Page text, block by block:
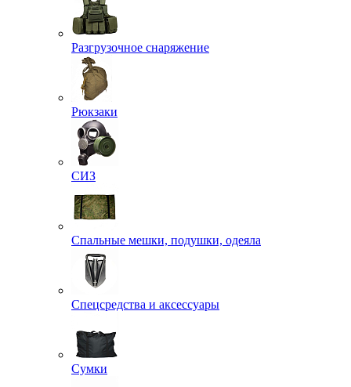
Разгрузочное снаряжение
Рюкзаки
СИЗ
Спальные мешки, подушки, одеяла
Спецсредства и аксессуары
Сумки